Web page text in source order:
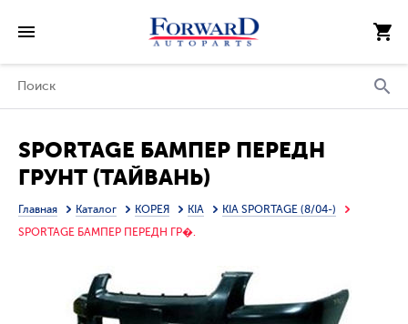
SPORTAGE БАМПЕР ПЕРЕДН
ГРУНТ (ТАЙВАНЬ)
Главная Каталог КОРЕЯ KIA
KIA SPORTAGE (8/04-)
SPORTAGE БАМПЕР ПЕРЕДН ГР�.